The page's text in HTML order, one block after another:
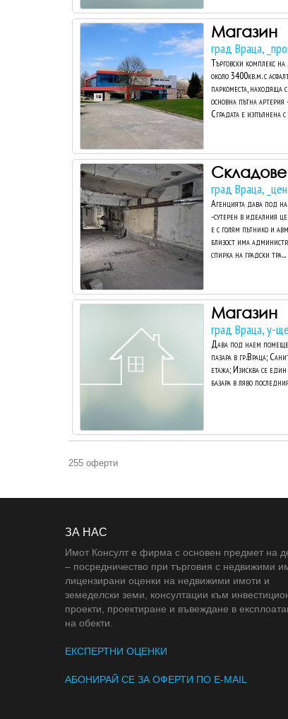
Магазин
град Враца,
Търговски комплекс
около 3400кв.м. с
паркоместа, находяща
основна пътна артерия
Сградата е изпълнена
Складове
град Враца,
Агенцията дава под
-сутерен в идеалния
е с голям пътнико и
близост има
спирка на градски тра...
Магазин
град Враца, у-
Дава под наем
пазара в гр.Враца;
етажа; Изисква се
базара в ляво
255 оферти
ЗА НАС
Имот Консулт е фирма с основен предмет на
– посредничество при търговия с недвижими
лицензирани оценки на недвижими имоти и
земеделски земи, консултации към
проекти, проектиране и въвеждане в
на обекти.
ЕКСПЕРТНИ ОЦЕНКИ
АБОНИРАЙ СЕ ЗА ОФЕРТИ ПО E-MAIL